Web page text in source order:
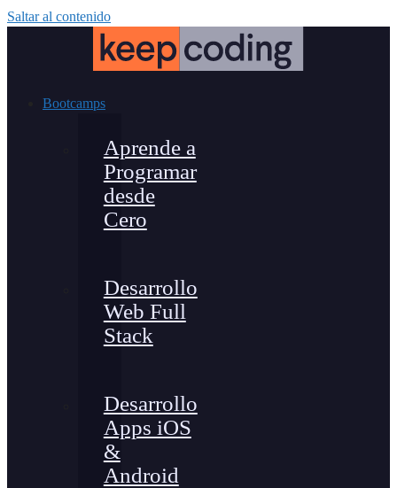
Saltar al contenido
Bootcamps
Aprende a
Programar
desde
Cero
Desarrollo
Web Full
Stack
Desarrollo
Apps iOS
&
Android